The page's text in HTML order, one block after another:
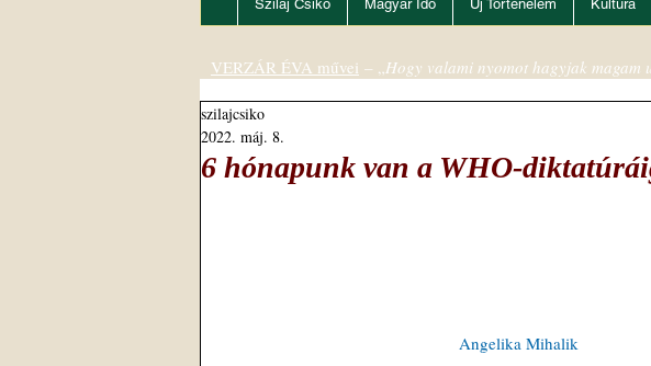
Szilaj Csikó Magyar Idő Új Történelem Kultúra
6 hónapunk van a WHO-
szilajcsiko
2022. máj. 8.
Angelika Mihalik
VERZÁR ÉVA művei – „Hogy valami nyomot hagyjak magam